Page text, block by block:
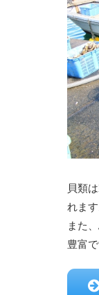
貝類
れます
また
豊富で